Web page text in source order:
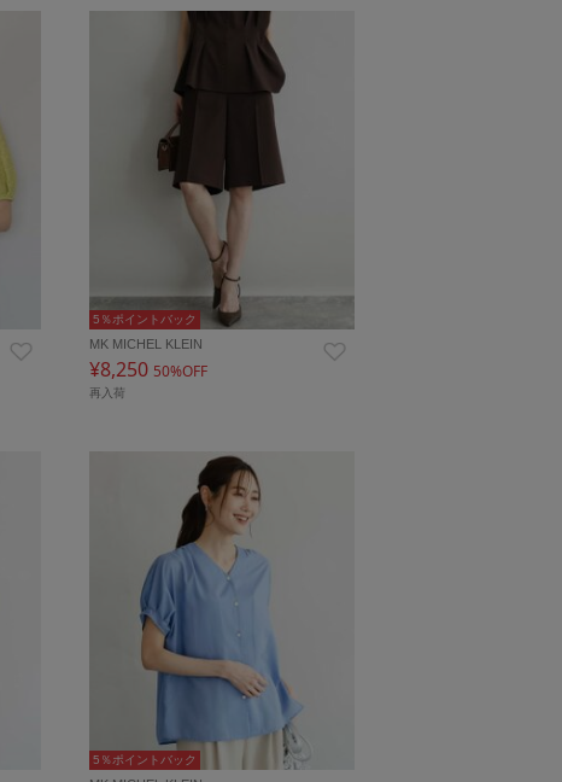
5％ポイントバック
MK MICHEL KLEIN
¥8,250 50%OFF
再入荷
5％ポイントバック